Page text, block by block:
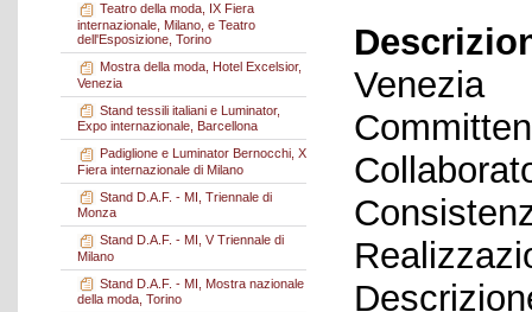
Teatro della moda, IX Fiera
internazionale, Milano, e Teatro
dell'Esposizione, Torino
Mostra della moda, Hotel Excelsior,
Venezia
Stand tessili italiani e Luminator,
Expo internazionale, Barcellona
Padiglione e Luminator Bernocchi, X
Fiera internazionale di Milano
Stand D.A.F. - MI, Triennale di
Monza
Stand D.A.F. - MI, V Triennale di
Milano
Stand D.A.F. - MI, Mostra nazionale
della moda, Torino
Venezia